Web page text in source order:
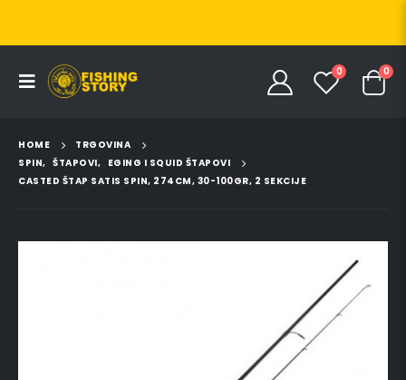
0 0
HOME
TRGOVINA
SPIN, ŠTAPOVI, EGING I SQUID ŠTAPOVI
CASTED ŠTAP SATIS SPIN, 274CM, 30-100GR, 2 SEKCIJE